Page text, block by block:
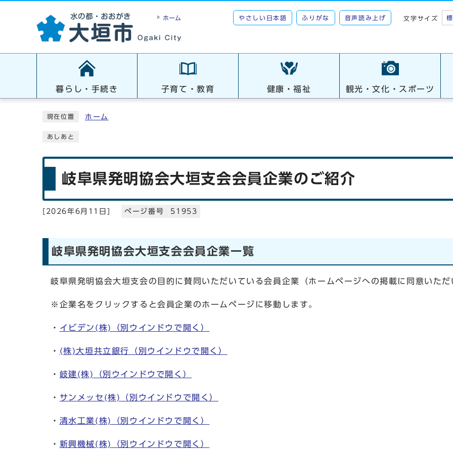
ホーム やさしい日本語 ふりがな 音声読み上げ 文字サイズ
暮らし・手続き 子育て・教育 健康・福祉 観光・文化・スポーツ
現在位置 ホーム
あしあと
岐阜県発明協会大垣支会会員企業のご紹介
2026年6月11日 ページ番号 51953
岐阜県発明協会大垣支会会員企業一覧
岐阜県発明協会大垣支会の目的に賛同いただいている会員企業（ホームページへの掲載に同意いた
※企業名をクリックすると会員企業のホームページに移動します。
・ イビデン(株) （別ウインドウで開く）
・ (株)大垣共立銀行 （別ウインドウで開く）
・ 岐建(株) （別ウインドウで開く）
・ サンメッセ(株) （別ウインドウで開く）
・ 清水工業(株) （別ウインドウで開く）
・ 新興機械(株) （別ウインドウで開く）